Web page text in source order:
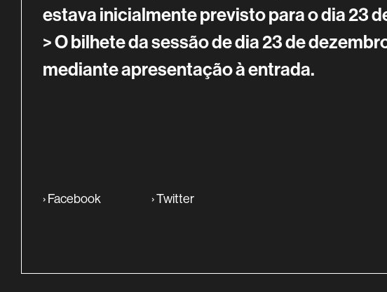
estava inicialmente previsto para o dia 23
> O bilhete da sessão de dia 23 de
mediante apresentação à entrada.
›Facebook ›Twitter